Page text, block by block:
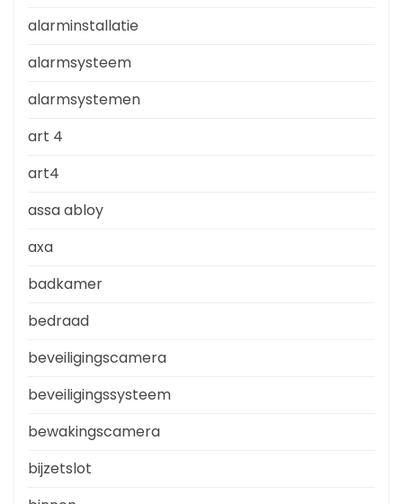
alarminstallatie
alarmsysteem
alarmsystemen
art 4
art4
assa abloy
axa
badkamer
bedraad
beveiligingscamera
beveiligingssysteem
bewakingscamera
bijzetslot